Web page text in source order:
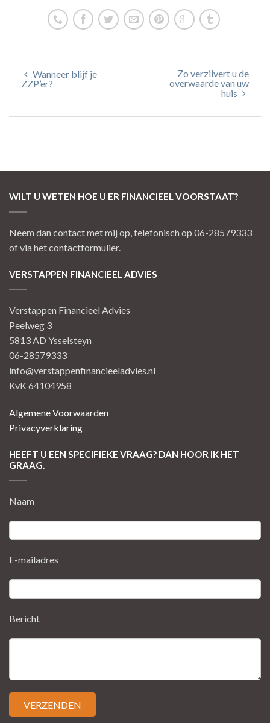
Wanneer blijf je
ZZP’er?
Zo verzilvert u de
overwaarde van uw
huis
WILT U WETEN HOE U ER FINANCIEEL VOORSTAAT?
Neem dan contact met mij op, telefonisch op 06-28579333
of via het contactformulier.
VERSTAPPEN FINANCIEEL ADVIES
Verstappen Financieel Advies
Peelweg 3
5813 AD Ysselsteyn
06-28579333
info@verstappenfinancieeladvies.nl
KvK 64104958
Algemene Voorwaarden
Privacyverklaring
HEEFT U EEN SPECIFIEKE VRAAG? DAN HOOR IK HET
GRAAG.
Naam
E-mailadres
Bericht